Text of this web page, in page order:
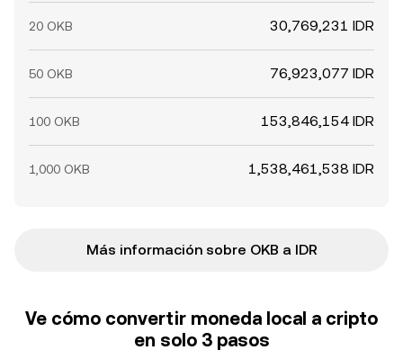
20 OKB 30,769,231 IDR
50 OKB 76,923,077 IDR
100 OKB 153,846,154 IDR
1,000 OKB 1,538,461,538 IDR
Más información sobre OKB a IDR
Ve cómo convertir moneda local a cripto
en solo 3 pasos